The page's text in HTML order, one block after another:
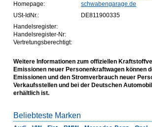
Homepage:
schwabengarage.de
USt-IdNr.:
DE811900335
Handelsregister:
Handelsregister-Nr:
Vertretungsberechtigt:
Weitere Informationen zum offiziellen
Emissionen neuer Personenkraftwagen können
Emissionen und den Stromverbrauch neuer
Verkaufsstellen und bei der Deutschen
erhältlich ist.
Beliebteste Marken